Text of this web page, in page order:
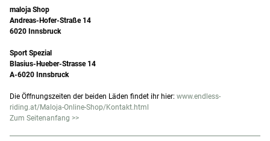
maloja Shop
Andreas-Hofer-Straße 14
6020 Innsbruck
Sport Spezial
Blasius-Hueber-Strasse 14
A-6020 Innsbruck
Die Öffnungszeiten der beiden Läden findet ihr hier: www.endless-
riding.at/Maloja-Online-Shop/Kontakt.html
Zum Seitenanfang >>